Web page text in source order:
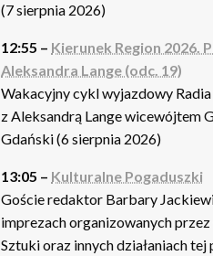
(7 sierpnia 2026)
12:55 – Kierunek Region 2026.
Aleksandra Lange (odc. 19)
Wakacyjny cykl wyjazdowy
z Aleksandrą Lange wicewójtem
Gdański (6 sierpnia 2026)
13:05 – Kulturalne Pogaduszki
Goście redaktor Barbary
imprezach organizowanych
Sztuki oraz innych działaniach